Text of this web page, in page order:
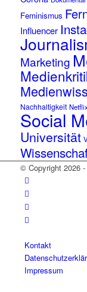
Feminismus
Influencer
Marketing
Nachhaltigkeit Netflix
Social
Universität
© Copyright 2026
Kontakt
Impressum